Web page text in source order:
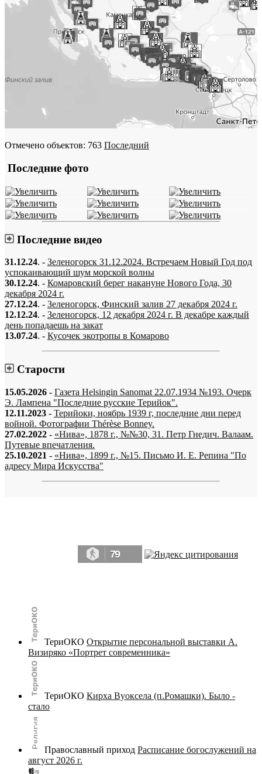
Отмечено объектов: 763 Последний
Последние фото
Последние видео
31.12.24. - Зеленогорск 31.12.2024. Встречаем Новый Год под
успокаивающий шум морской волны
30.12.24. - Комаровский берег накануне Нового Года, 30
декабря 2024 г.
27.12.24. - Зеленогорск, Финский залив 27 декабря 2024 г.
12.12.24. - Зеленогорск, 12 декабря 2024 г. В декабре каждый
день попадаешь на закат
13.07.24. - Кусочек экотропы в Комарово
Старости
15.05.2026 - Газета Helsingin Sanomat 22.07.1934 №193. Очерк
Э. Лампена "Последние русские Терийок".
12.11.2023 - Терийоки, ноябрь 1939 г, последние дни перед
войной. Фотографии Thérèse Bonney.
27.02.2022 - «Нива», 1878 г., №№30, 31. Петр Гнедич. Валаам.
Путевые впечатления.
25.10.2021 - «Нива», 1899 г., №15. Письмо И. Е. Репина "По
адресу Мира Искусства"
79
ТериОКО Открытие персональной выставки А.
Визиряко «Портрет современника»
ТериОКО Кирха Вуоксела (п.Ромашки). Было -
стало
Православный приход Расписание богослужений на
август 2026 г.